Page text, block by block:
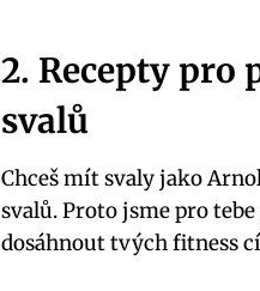
2. Recepty pro
svalů
Chceš mít svaly jako
svalů. Proto jsme pro
dosáhnout tvých fitness